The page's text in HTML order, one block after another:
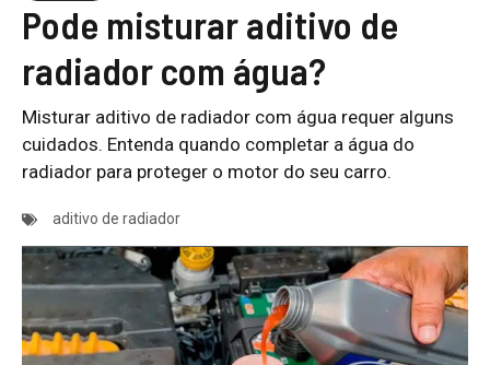
Pode misturar aditivo de
radiador com água?
Misturar aditivo de radiador com água requer alguns
cuidados. Entenda quando completar a água do
radiador para proteger o motor do seu carro.
aditivo de radiador